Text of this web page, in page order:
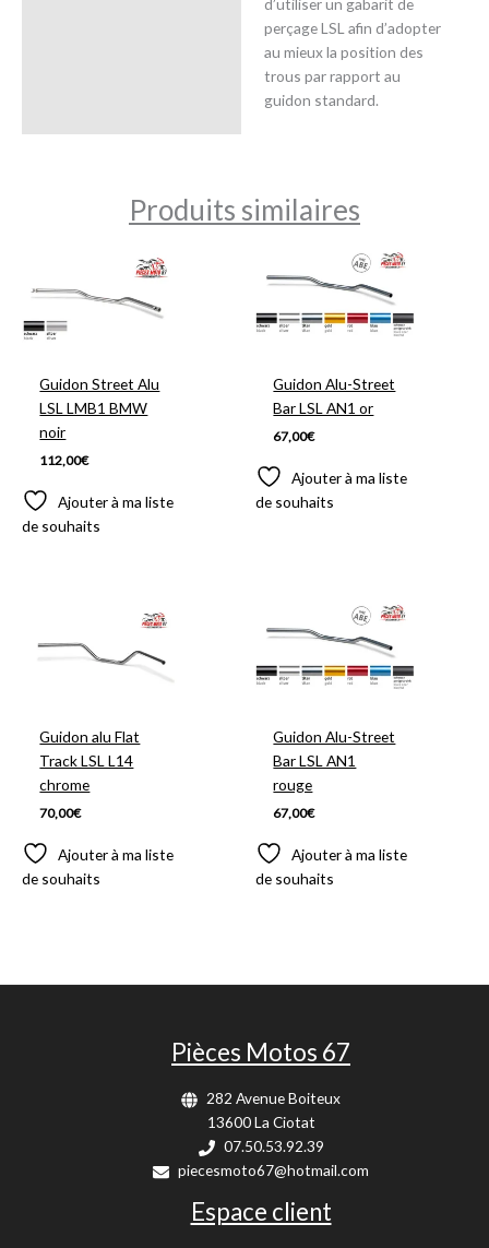
perçage LSL afin d’adopter
au mieux la position des
trous par rapport au
guidon standard.
Produits similaires
Guidon Street Alu
LSL LMB1 BMW
noir
112,00€
Ajouter à ma liste
de souhaits
Guidon Alu-Street
Bar LSL AN1 or
67,00€
Ajouter à ma liste
de souhaits
Guidon alu Flat
Track LSL L14
chrome
70,00€
Ajouter à ma liste
de souhaits
Guidon Alu-Street
Bar LSL AN1
rouge
67,00€
Ajouter à ma liste
de souhaits
Pièces Motos 67
282 Avenue Boiteux
13600 La Ciotat
07.50.53.92.39
piecesmoto67@hotmail.com
Espace client